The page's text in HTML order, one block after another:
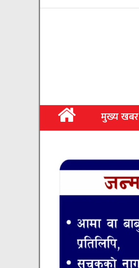
मुख्य खबर